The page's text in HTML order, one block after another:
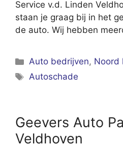
Service v.d. Linden
staan je graag bij in het
de auto. Wij hebben
Categorieën
Auto bedrijven, Noord
Tags
Autoschade
Geevers Auto
Veldhoven